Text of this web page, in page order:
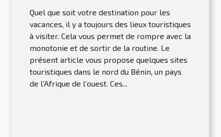
Quel que soit votre destination pour les
vacances, il y a toujours des lieux touristiques
à visiter. Cela vous permet de rompre avec la
monotonie et de sortir de la routine. Le
présent article vous propose quelques sites
touristiques dans le nord du Bénin, un pays
de l’Afrique de l’ouest. Ces...